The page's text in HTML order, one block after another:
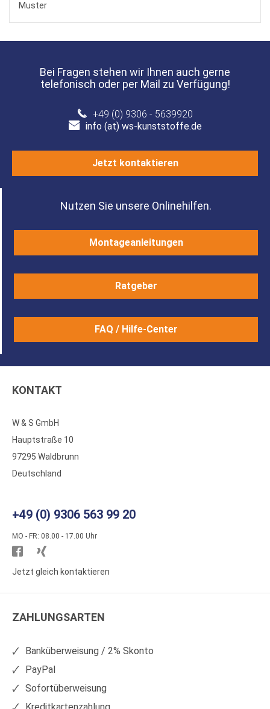
Muster
Bei Fragen stehen wir Ihnen auch gerne
telefonisch oder per Mail zu Verfügung!
+49 (0) 9306 - 5639920
info (at) ws-kunststoffe.de
Jetzt kontaktieren
Nutzen Sie unsere Onlinehilfen.
Montageanleitungen
Ratgeber
FAQ / Hilfe-Center
KONTAKT
W & S GmbH
Hauptstraße 10
97295 Waldbrunn
Deutschland
+49 (0) 9306 563 99 20
MO - FR: 08.00 - 17.00 Uhr
Besuchen
Sie
auf
Sie
auf
Jetzt gleich kontaktieren
ZAHLUNGSARTEN
Banküberweisung / 2% Skonto
PayPal
Sofortüberweisung